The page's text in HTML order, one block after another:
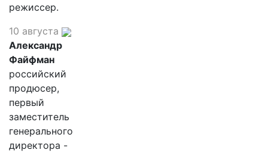
режиссер.
10 августа
Александр
Файфман
российский
продюсер,
первый
заместитель
генерального
директора -